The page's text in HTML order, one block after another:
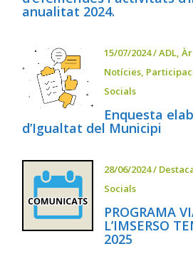
anualitat 2024.
15/07/2024/ADL,
Notícies,
Socials
Enquesta
d’Igualtat del Municipi
28/06/2024/
Socials
PROGRAMA
L’IMSERSO
2025